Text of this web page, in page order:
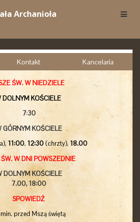
Archanioła
Kontakt Kancelaria
ŚW. W NIEDZIELE
DOLNYM KOŚCIELE
7:30
GÓRNYM KOŚCIELE
11:00, 12:30(chrzty), 18.00
W DNI POWSZEDNIE
DOLNYM KOŚCIELE
7.00, 18:00
SPOWIEDŹ
przed Mszą świętą